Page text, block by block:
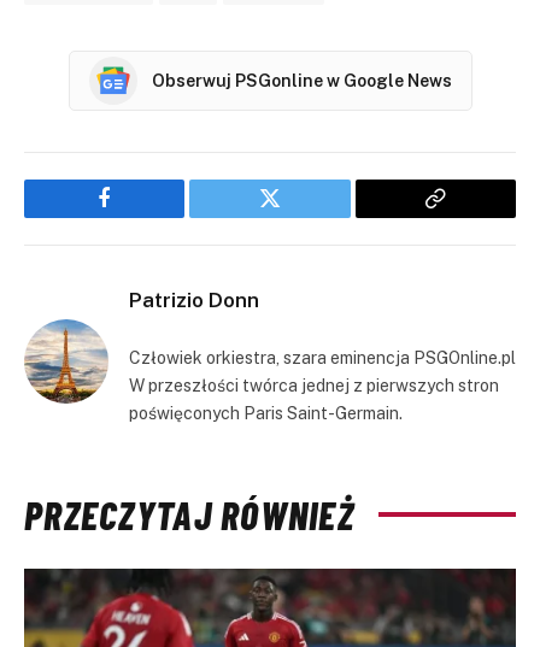
Obserwuj PSGonline w Google News
Facebook Twitter
Copy
Patrizio Donn
Człowiek orkiestra, szara eminencja PSGOnline.pl
W przeszłości twórca jednej z pierwszych stron
poświęconych Paris Saint-Germain.
PRZECZYTAJ RÓWNIEŻ